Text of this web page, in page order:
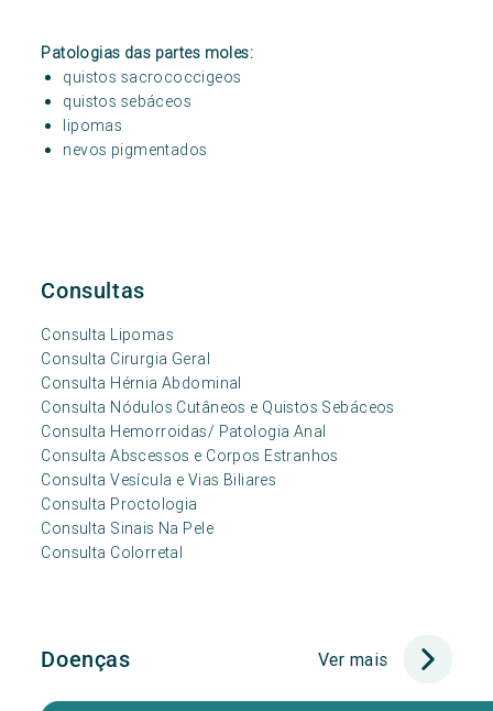
Patologias das partes moles:
quistos sacrococcigeos
quistos sebáceos
lipomas
nevos pigmentados
Consultas
Consulta Lipomas
Consulta Cirurgia Geral
Consulta Hérnia Abdominal
Consulta Nódulos Cutâneos e Quistos Sebáceos
Consulta Hemorroidas/ Patologia Anal
Consulta Abscessos e Corpos Estranhos
Consulta Vesícula e Vias Biliares
Consulta Proctologia
Consulta Sinais Na Pele
Consulta Colorretal
Doenças Ver mais